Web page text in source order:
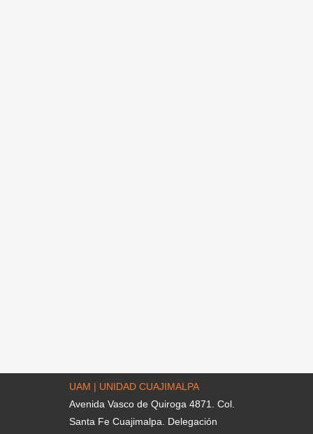
UAM | UNIDAD CUAJIMALPA
Avenida Vasco de Quiroga 4871. Col.
Santa Fe Cuajimalpa. Delegación